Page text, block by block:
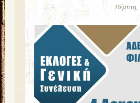
Πέμπτη,